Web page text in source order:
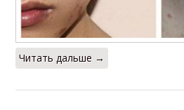
Читать дальше →